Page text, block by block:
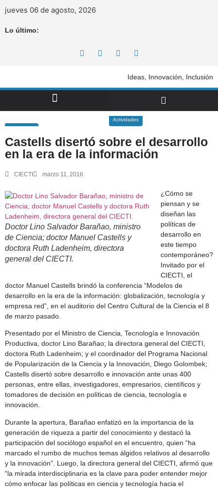
jueves 06 de agosto, 2026
Lo último:
Ideas, Innovación, Inclusión
Actividades
Castells disertó sobre el desarrollo
en la era de la información
CIECTI marzo 11, 2016
Doctor Lino Salvador Barañao, ministro
de Ciencia; doctor Manuel Castells y
doctora Ruth Ladenheim, directora
general del CIECTI.
¿Cómo se
piensan y se
diseñan las
políticas de
desarrollo en
este tiempo
contemporáneo?
Invitado por el
CIECTI, el
doctor Manuel Castells brindó la conferencia “Modelos de
desarrollo en la era de la información: globalización, tecnología y
empresa red”, en el auditorio del Centro Cultural de la Ciencia el 8
de marzo pasado.
Presentado por el Ministro de Ciencia, Tecnología e Innovación
Productiva, doctor Lino Barañao; la directora general del CIECTI,
doctora Ruth Ladenheim; y el coordinador del Programa Nacional
de Popularización de la Ciencia y la Innovación, Diego Golombek;
Castells disertó sobre desarrollo e innovación ante unas 400
personas, entre ellas, investigadores, empresarios, científicos y
tomadores de decisión en políticas de ciencia, tecnología e
innovación.
Durante la apertura, Barañao enfatizó en la importancia de la
generación de riqueza a partir del conocimiento y destacó la
participación del sociólogo español en el encuentro, quien “ha
marcado el rumbo de muchos temas álgidos relativos al desarrollo
y la innovación”. Luego, la directora general del CIECTI, afirmó que
“la mirada interdisciplinaria es la clave para poder entender mejor
cómo enfocar las políticas en ciencia y tecnología hacia el